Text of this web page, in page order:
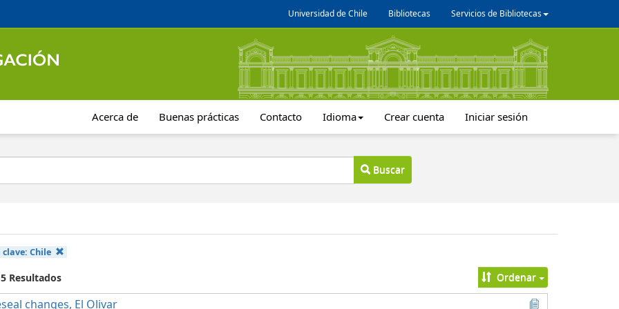
Universidad de Chile Bibliotecas Servicios de Bibliotecas
Acerca de Buenas prácticas Contacto Idioma Crear cuenta Iniciar sesión
Buscar
Chile
Resultados Ordenar
changes, El Olivar